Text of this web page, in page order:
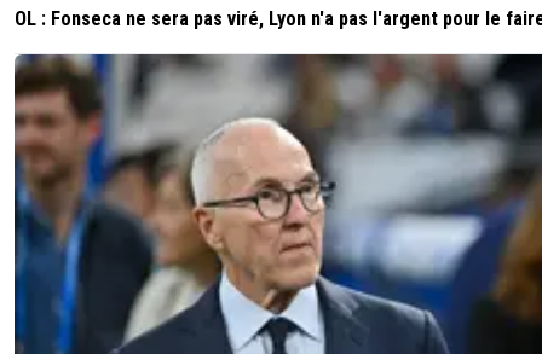
OL : Fonseca ne sera pas viré, Lyon n'a pas l'argent pour le